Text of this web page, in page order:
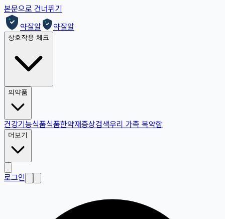
본문으로 건너뛰기
약잘알
약잘알
상호작용 체크
의약품
건강기능식품식품한약재증상검색우리 가족 복약함
더보기
로그인